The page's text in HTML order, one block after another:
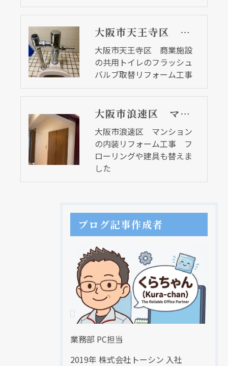
大阪市天王寺区 商業施設の共用トイレのフラッシュバルブ取替リフォーム工事
大阪市天王寺区 商業施設
の共用トイレのフラッシュ
バルブ取替リフォーム工事
大阪市浪速区 マンションの内装リフォーム工事 フローリングや建具も替えました
大阪市浪速区 マンション
の内装リフォーム工事 フ
ローリングや建具も替えま
した
ブログ記事作成者
業務部 PC担当
2019年 株式会社トーシン 入社